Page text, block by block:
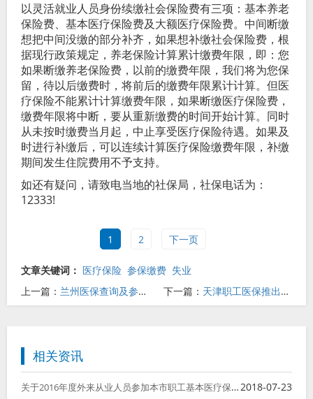
以灵活就业人员身份续缴社会保险费有三项：基本养老
保险费、基本医疗保险费及大额医疗保险费。中间断缴
想把中间没缴的部分补齐，如果想补缴社会保险费，根
据现行政策规定，养老保险计算累计缴费年限，即：您
如果断缴养老保险费，以前的缴费年限，我们将为您保
留，待以后缴费时，将前后的缴费年限累计计算。但医
疗保险不能累计计算缴费年限，如果断缴医疗保险费，
缴费年限将中断，要从重新缴费的时间开始计算。同时
从未按时缴费当月起，中止享受医疗保险待遇。如果及
时进行补缴后，可以连续计算医疗保险缴费年限，补缴
期间发生住院费用不予支持。
如还有疑问，请致电当地的社保局，社保电话为：
12333!
1 2 下一页
文章关键词： 医疗保险 参保缴费 失业
上一篇： 兰州医保查询及参保指南 下一篇： 天津职工医保推出新政 个人参保人员缴费更加便捷
相关资讯
关于2016年度外来从业人员参加本市职工基本医疗保险后医保待遇衔接有关问题的通知2018-07-23